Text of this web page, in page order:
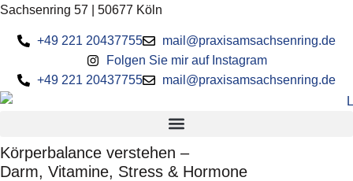
Zum
springen
Sachsenring 57 | 50677 Köln
+49 221 20437755
mail@praxisamsachsenring.de
Folgen Sie mir auf Instagram
+49 221 20437755
mail@praxisamsachsenring.de
Körperbalance verstehen –
Darm, Vitamine, Stress & Hormone